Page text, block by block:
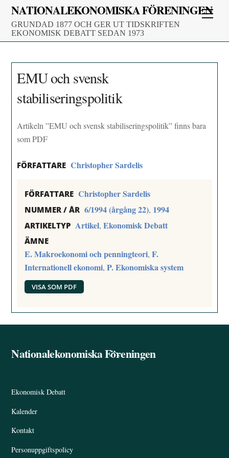
Skip
content
NATIONALEKONOMISKA FÖRENINGEN
GRUNDAD 1877 OCH GER UT TIDSKRIFTEN
EKONOMISK DEBATT SEDAN 1973
EMU och svensk
stabiliseringspolitik
Artikeln ”EMU och svensk stabiliseringspolitik” finns bara
som PDF
FÖRFATTARE Christopher Sardelis
FÖRFATTARE Christopher Sardelis
NUMMER / ÅR 6/1994 (årgång 22), 1994
ARTIKELTYP Artikel,Ekonomisk Debatt
ÄMNE
E. Makroekonomi och penningteori,F.
Internationell ekonomi,P. Ekonomiska system
VISA SOM PDF
Back
Nationalekonomiska Föreningen
Ekonomisk Debatt
Kalender
Kontakt
Personuppgiftspolicy